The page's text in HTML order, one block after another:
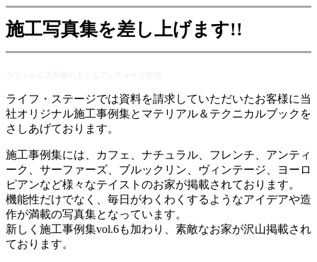
施工写真集を差し上げます!!
ライフ・ステージでは資料を請求していただいたお客様に当
社オリジナル施工事例集とマテリアル＆テクニカルブックを
さしあげております。
施工事例集には、カフェ、ナチュラル、フレンチ、アンティ
ーク、サーファーズ、ブルックリン、ヴィンテージ、ヨーロ
ピアンなど様々なテイストのお家が掲載されております。
機能性だけでなく、毎日がわくわくするようなアイデアや造
作が満載の写真集となっています。
新しく施工事例集vol.6も加わり、素敵なお家が沢山掲載され
ております。